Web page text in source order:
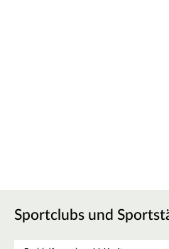
Sportclubs und